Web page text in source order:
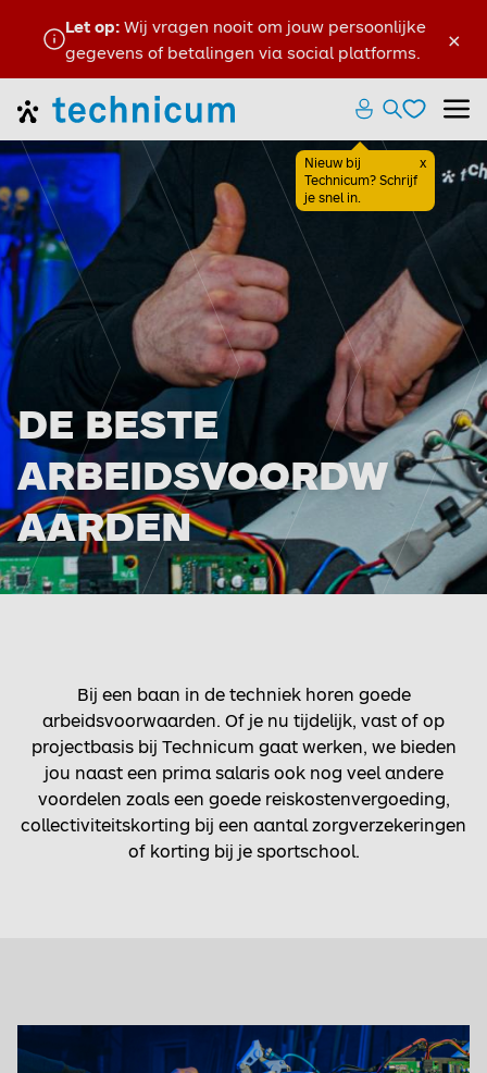
×
Let op: Wij vragen nooit om jouw persoonlijke
gegevens of betalingen via social platforms.
Home
Nieuw bij
Technicum? Schrijf
je snel in.
x
Sluiten
Zoeken
DE BESTE
ARBEIDSVOORDW
AARDEN
Bij een baan in de techniek horen goede
arbeidsvoorwaarden. Of je nu tijdelijk, vast of op
projectbasis bij Technicum gaat werken, we bieden
jou naast een prima salaris ook nog veel andere
voordelen zoals een goede reiskostenvergoeding,
collectiviteitskorting bij een aantal zorgverzekeringen
of korting bij je sportschool.